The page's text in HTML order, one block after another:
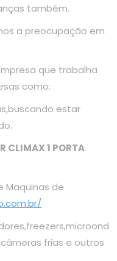
também.
a preocupação em
que trabalha
como:
estar
CLIMAX 1 PORTA
Maquinas de
frias e outros